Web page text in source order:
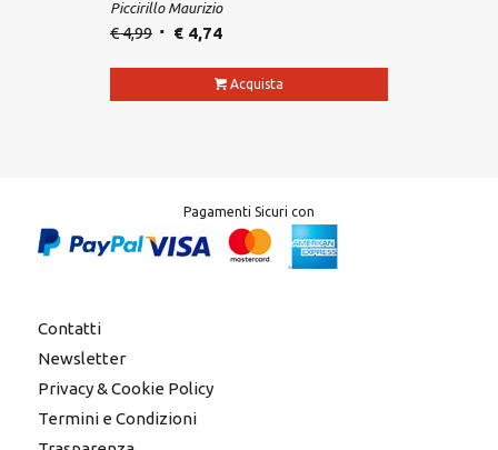
Piccirillo Maurizio
€4,99 €4,74
Acquista
Pagamenti Sicuri con
Contatti
Newsletter
Privacy & Cookie Policy
Termini e Condizioni